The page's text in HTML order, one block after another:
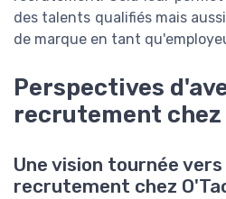
des talents qualifiés mais
de marque en tant
Perspectives
recrutement chez
Une vision tournée
recrutement chez